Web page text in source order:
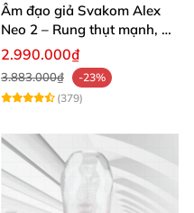
Âm đạo giả Svakom Alex
Neo 2 – Rung thụt mạnh, đa
năng, cải tiến mới
2.990.000₫
3.883.000₫
-23%
(379)